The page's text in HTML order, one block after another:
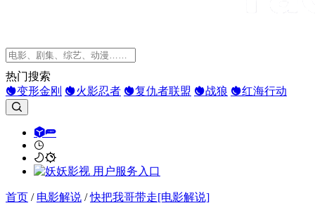
热门搜索
变形金刚
火影忍者 复仇者联盟 战狼 红海行动
首页 / 电影解说 /快把我哥带走[电影解说]